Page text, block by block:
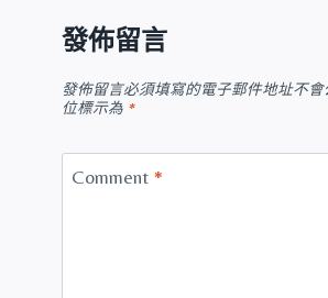
發佈留言
發佈留言必須填寫的電子郵件地址不會
位標示為 *
Comment *